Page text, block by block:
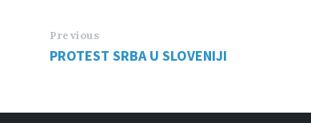
Previous
PROTEST SRBA U SLOVENIJI